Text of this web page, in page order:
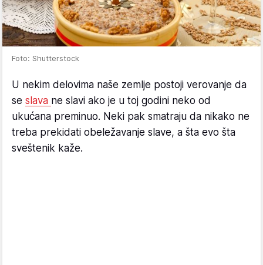
Foto: Shutterstock
U nekim delovima naše zemlje postoji verovanje da
se slava ne slavi ako je u toj godini neko od
ukućana preminuo. Neki pak smatraju da nikako ne
treba prekidati obeležavanje slave, a šta evo šta
sveštenik kaže.